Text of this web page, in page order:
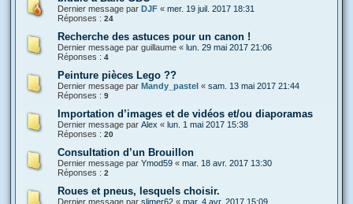
Dernier message par DJF « mer. 19 juil. 2017 18:31
Réponses : 24
Recherche des astuces pour un canon !
Dernier message par guillaume « lun. 29 mai 2017 21:06
Réponses : 4
Peinture pièces Lego ??
Dernier message par Mandy_pastel « sam. 13 mai 2017 21:44
Réponses : 9
Importation d’images et de vidéos et/ou diaporamas
Dernier message par Alex « lun. 1 mai 2017 15:38
Réponses : 20
Consultation d’un Brouillon
Dernier message par Ymod59 « mar. 18 avr. 2017 13:30
Réponses : 2
Roues et pneus, lesquels choisir.
Dernier message par slimer62 « mar. 4 avr. 2017 15:09